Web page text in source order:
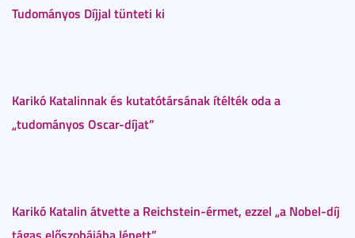
Tudományos Díjjal tünteti ki
Karikó Katalinnak és kutatótársának ítélték oda a
„tudományos Oscar-díjat”
Karikó Katalin átvette a Reichstein-érmet, ezzel „a Nobel-díj